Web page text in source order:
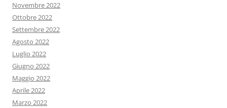
Novembre 2022
Ottobre 2022
Settembre 2022
Agosto 2022
Luglio 2022
Giugno 2022
Maggio 2022
Aprile 2022
Marzo 2022